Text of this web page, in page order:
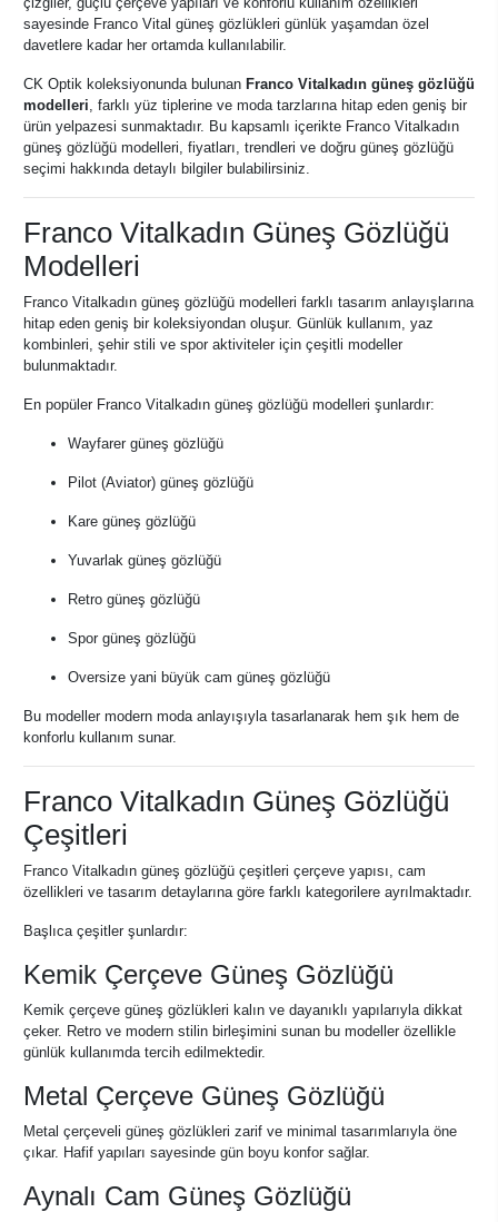
sayesinde Franco Vital güneş gözlükleri günlük yaşamdan özel
davetlere kadar her ortamda kullanılabilir.
CK Optik koleksiyonunda bulunan Franco Vitalkadın güneş gözlüğü
modelleri, farklı yüz tiplerine ve moda tarzlarına hitap eden geniş bir
ürün yelpazesi sunmaktadır. Bu kapsamlı içerikte Franco Vitalkadın
güneş gözlüğü modelleri, fiyatları, trendleri ve doğru güneş gözlüğü
seçimi hakkında detaylı bilgiler bulabilirsiniz.
Franco Vitalkadın Güneş Gözlüğü
Modelleri
Franco Vitalkadın güneş gözlüğü modelleri farklı tasarım anlayışlarına
hitap eden geniş bir koleksiyondan oluşur. Günlük kullanım, yaz
kombinleri, şehir stili ve spor aktiviteler için çeşitli modeller
bulunmaktadır.
En popüler Franco Vitalkadın güneş gözlüğü modelleri şunlardır:
Wayfarer güneş gözlüğü
Pilot (Aviator) güneş gözlüğü
Kare güneş gözlüğü
Yuvarlak güneş gözlüğü
Retro güneş gözlüğü
Spor güneş gözlüğü
Oversize yani büyük cam güneş gözlüğü
Bu modeller modern moda anlayışıyla tasarlanarak hem şık hem de
konforlu kullanım sunar.
Franco Vitalkadın Güneş Gözlüğü
Çeşitleri
Franco Vitalkadın güneş gözlüğü çeşitleri çerçeve yapısı, cam
özellikleri ve tasarım detaylarına göre farklı kategorilere ayrılmaktadır.
Başlıca çeşitler şunlardır:
Kemik Çerçeve Güneş Gözlüğü
Kemik çerçeve güneş gözlükleri kalın ve dayanıklı yapılarıyla dikkat
çeker. Retro ve modern stilin birleşimini sunan bu modeller özellikle
günlük kullanımda tercih edilmektedir.
Metal Çerçeve Güneş Gözlüğü
Metal çerçeveli güneş gözlükleri zarif ve minimal tasarımlarıyla öne
çıkar. Hafif yapıları sayesinde gün boyu konfor sağlar.
Aynalı Cam Güneş Gözlüğü